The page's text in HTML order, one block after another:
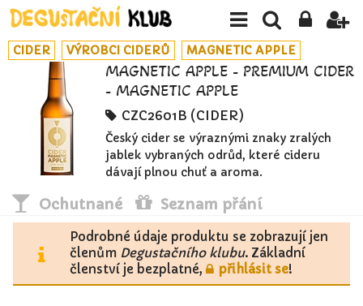
CIDER VÝROBCI CIDERŮ MAGNETIC APPLE
MAGNETIC APPLE - PREMIUM CIDER
- MAGNETIC APPLE
CZC2601B (CIDER)
Český cider se výraznými znaky zralých
jablek vybraných odrůd, které cideru
dávají plnou chuť a aroma.
Ochutnané Seznam přání
Podrobné údaje produktu se zobrazují jen
členům Degustačního klubu. Základní
členství je bezplatné,
přihlásit se!